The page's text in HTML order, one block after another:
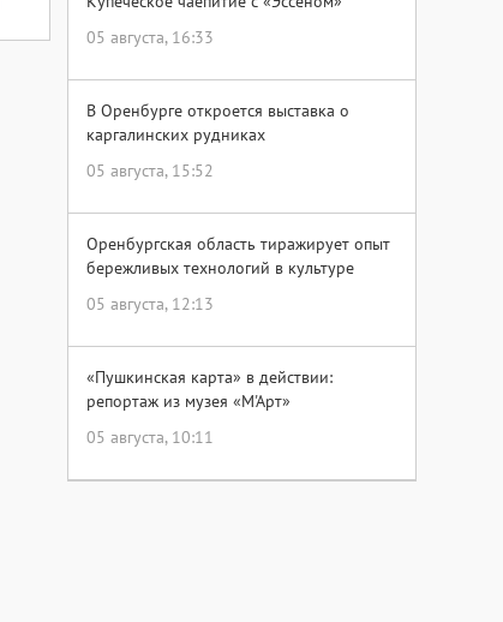
05 августа, 16:33
В Оренбурге откроется выставка о
каргалинских рудниках
05 августа, 15:52
Оренбургская область тиражирует опыт
бережливых технологий в культуре
05 августа, 12:13
«Пушкинская карта» в действии:
репортаж из музея «М'Арт»
05 августа, 10:11